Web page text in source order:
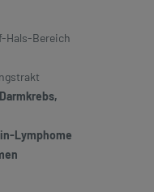
Hals-Bereich
Lymphome